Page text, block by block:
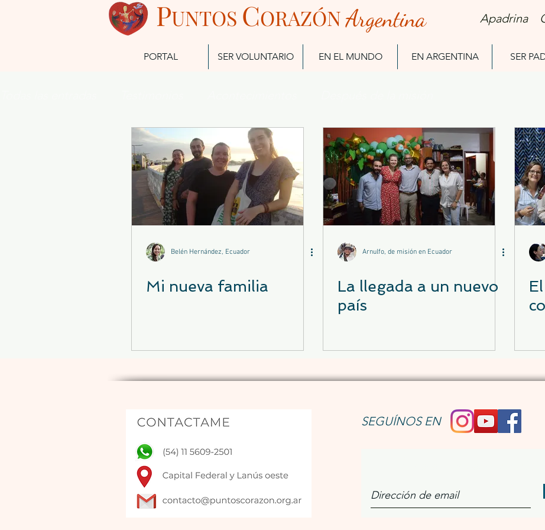
PUNTOS CORAZÓNArgentina Apadrina
PORTAL SER VOLUNTARIO EN EL MUNDO EN ARGENTINA SER
Misioneros Actuales Ex Misioneros
Belén Hernández, Ecuador
Mi nueva familia
Arnulfo, de misión en Ecuador
La llegada a un nuevo
país
SEGUÍNOS EN